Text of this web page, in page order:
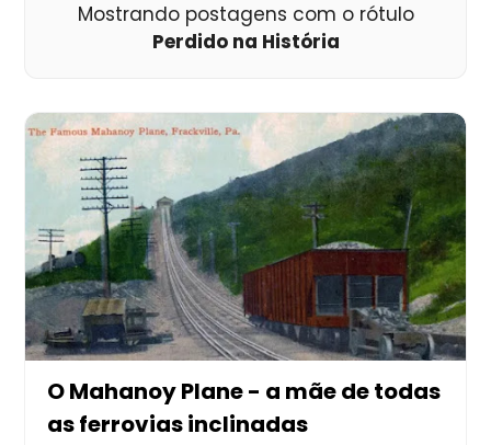
Mostrando postagens com o rótulo
Perdido na História
O Mahanoy Plane - a mãe de todas
as ferrovias inclinadas